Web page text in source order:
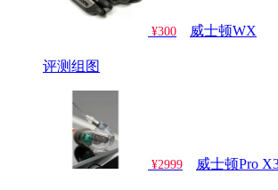
¥300 威士顿WX
评测组图
¥2999 威士顿Pro